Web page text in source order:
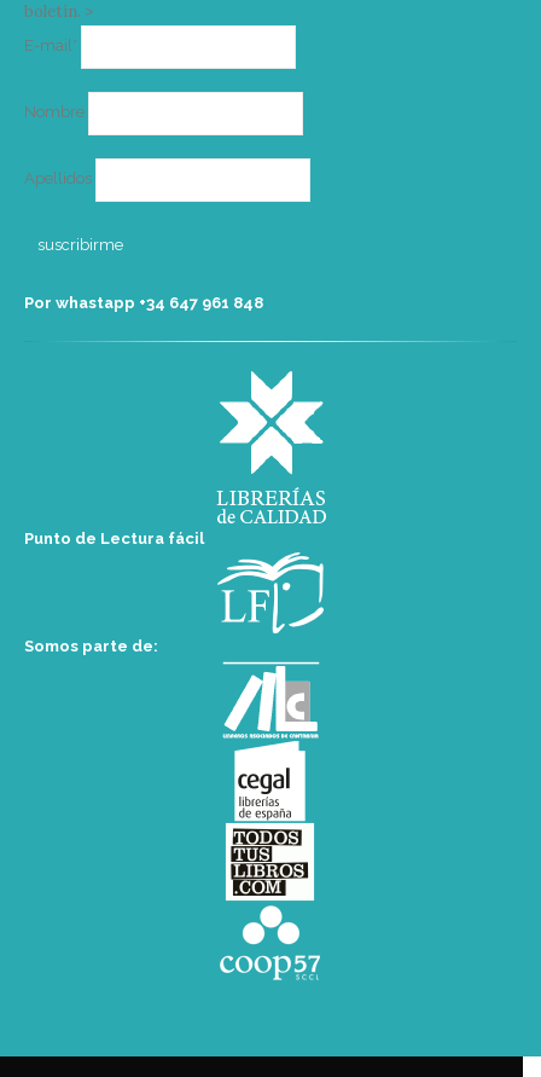
boletín. >
E-mail*
Nombre
Apellidos
Por whastapp +34 ‭647 961 848‬
Punto de Lectura fácil
Somos parte de: